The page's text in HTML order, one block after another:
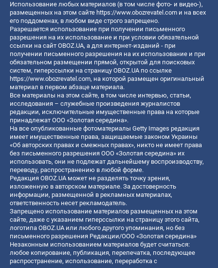
Использование любых материалов (в том числе фото- и видео-),
размещенных на этом сайте https://www.obozrevatel.com и на всех
его поддоменах, в любом виде строго запрещено.
Разрешается использование при получении письменного
разрешения на их использование и при условии обязательной
ссылки на сайт OBOZ.UA, а для интернет-изданий - при
получении письменного разрешения на их использование и при
обязательном размещении прямой, открытой для поисковых
систем, гиперссылки на страницу OBOZ.UA по ссылке
https://www.obozrevatel.com, на которой размещен оригинальный
материал в первом абзаце материала.
Все материалы на этом сайте, в том числе интервью, статьи,
исследования – служебные произведения журналистов
редакции, исключительные имущественные права на которые
принадлежат ООО «Золотая середина».
На все опубликованные фотоматериалы Getty Images редакция
имеет имущественные права, защищаемые законом Украины
«Об авторских правах и смежных правах», никто не имеет права
без письменного разрешения ООО «Золотая середина» их
использовать, они не подлежат дальнейшему воспроизводству,
переводу, распространению в любой форме.
Редакция OBOZ.UA может не разделять точку зрения,
изложенную в авторском материале. За достоверность
информации, размещенной в рекламных материалах,
ответственность несет рекламодатель.
Запрещено использование материалов размещенных на этом
сайте, даже с указанием гиперссылки на страницу этого сайта,
логотипа OBOZ.UA или любого другого упоминания, но без
письменного разрешения Редакции/ООО «Золотая середина»
Незаконным использованием материалов будет считаться:
любое копирование, публикация, перепечатка, последующее
распространение, использование, переработка с